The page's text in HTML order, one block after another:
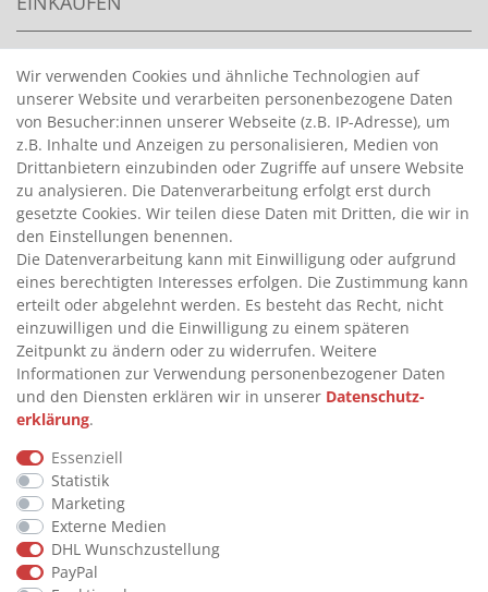
HANDPUMPEN FÜR BENZIN
>
HANDPUMPEN FÜR ÖLE
>
TANKANLAGEN
>
ADBLUE® BETANKUNG
INFORMATIONEN
>
FAQ
>
VERTRAG WIDERRUFEN
>
WIDERRUFSRECHT
>
WIDERRUFSFORMULAR
IMPRESSUM
>
DATENSCHUTZERKLÄRUNG
>
AGB
>
KONTAKT
Wir verwenden Cookies und ähnliche Technologien auf
unserer Website und verarbeiten personenbezogene Daten
von Besucher:innen unserer Webseite (z.B. IP-Adresse), um
z.B. Inhalte und Anzeigen zu personalisieren, Medien von
Drittanbietern einzubinden oder Zugriffe auf unsere Website
zu analysieren. Die Datenverarbeitung erfolgt erst durch
gesetzte Cookies. Wir teilen diese Daten mit Dritten, die wir in
den Einstellungen benennen.
Die Datenverarbeitung kann mit Einwilligung oder aufgrund
eines berechtigten Interesses erfolgen. Die Zustimmung kann
erteilt oder abgelehnt werden. Es besteht das Recht, nicht
einzuwilligen und die Einwilligung zu einem späteren
Zeitpunkt zu ändern oder zu widerrufen. Weitere
Informationen zur Verwendung personenbezogener Daten
und den Diensten erklären wir in unserer Daten­schutz­
erklärung.
Essenziell
Statistik
Marketing
Externe Medien
DHL Wunschzustellung
PayPal